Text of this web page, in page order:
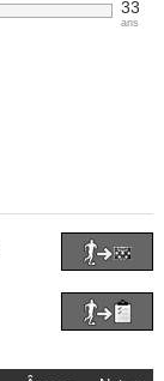
33
ans